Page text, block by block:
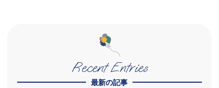
Recent Entries
最新の記事